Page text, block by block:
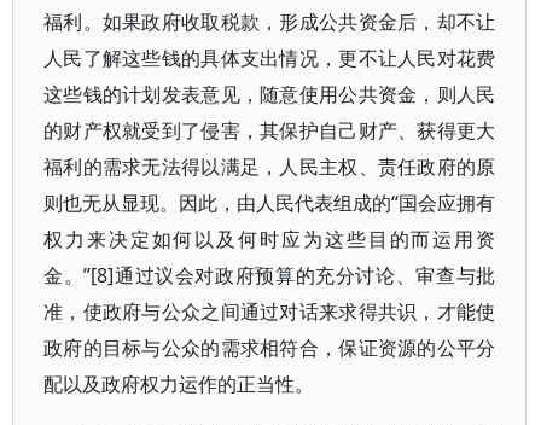
福利。如果政府收取税款，形成公共资金后，却不让
人民了解这些钱的具体支出情况，更不让人民对花费
这些钱的计划发表意见，随意使用公共资金，则人民
的财产权就受到了侵害，其保护自己财产、获得更大
福利的需求无法得以满足，人民主权、责任政府的原
则也无从显现。因此，由人民代表组成的“国会应拥有
权力来决定如何以及何时应为这些目的而运用资
金。”[8]通过议会对政府预算的充分讨论、审查与批
准，使政府与公众之间通过对话来求得共识，才能使
政府的目标与公众的需求相符合，保证资源的公平分
配以及政府权力运作的正当性。